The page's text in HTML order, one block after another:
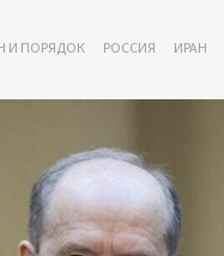
И ПОРЯДОК РОССИЯ ИРАН